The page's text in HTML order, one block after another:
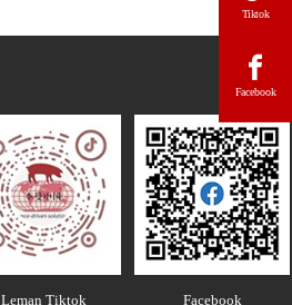
Leman Tiktok Facebook
Tiktok
Facebook